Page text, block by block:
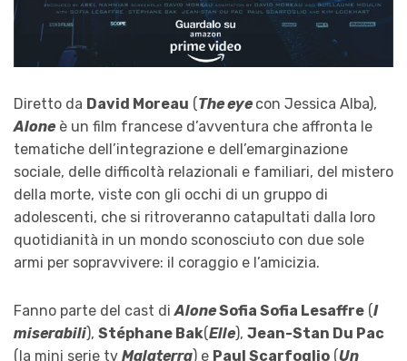
Diretto da David Moreau (The eyecon Jessica Alba),
Aloneè un film francese d’avventura che affronta le
tematiche dell’integrazione e dell’emarginazione
sociale, delle difficoltà relazionali e familiari, del mistero
della morte, viste con gli occhi di un gruppo di
adolescenti, che si ritroveranno catapultati dalla loro
quotidianità in un mondo sconosciuto con due sole
armi per sopravvivere: il coraggio e l’amicizia.
Fanno parte del cast diAloneSofia Sofia Lesaffre (I
miserabili), Stéphane Bak(Elle), Jean-Stan Du Pac
(la mini serie tv Malaterra) e Paul Scarfoglio (Un